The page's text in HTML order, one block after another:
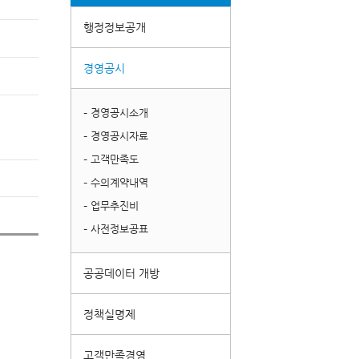
행정정보공개
경영공시
– 경영공시소개
– 경영공시자료
– 고객만족도
– 수의계약내역
– 업무추진비
– 사전정보공표
공공데이터 개방
정책실명제
고객만족경영